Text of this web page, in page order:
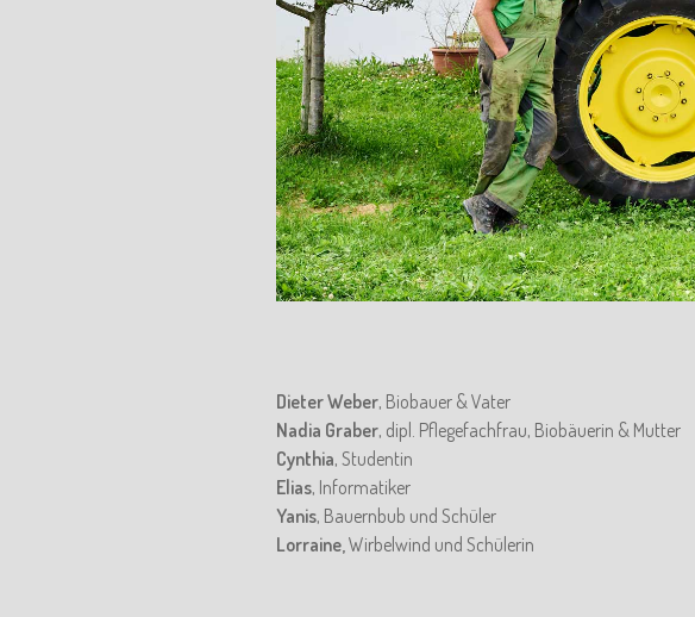
Dieter Weber, Biobauer & Vater
Nadia Graber, dipl. Pflegefachfrau, Biobäuerin & Mutter
Cynthia, Studentin
Elias, Informatiker
Yanis, Bauernbub und Schüler
Lorraine,Wirbelwind und Schülerin